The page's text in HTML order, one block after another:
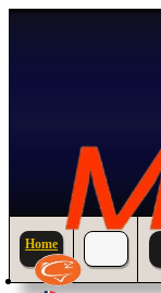
Home